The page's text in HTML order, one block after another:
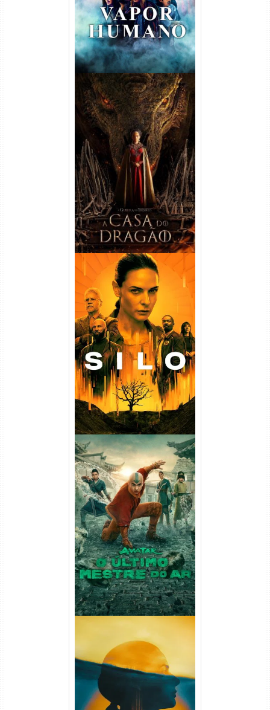
A Casa do Dragão 1ª
Temporada Torrent (2022)
WEB-DL 720p/1080p Dual
Áudio
Silo 1ª Temporada Torrent
(2023) WEB-DL
720p/1080p/4K Dual Áudio
Avatar: O Último Mestre do
Ar 2ª Temporada Torrent
(2026) WEB-DL 1080p Dual
Áudio
Silo 2ª Temporada (2024)